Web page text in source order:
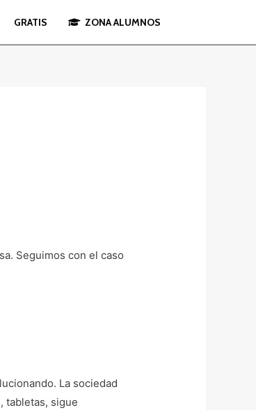
GRATIS ZONA ALUMNOS
Seguimos con el caso
La sociedad
tabletas, sigue